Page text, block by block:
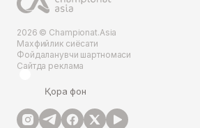
2026 © Championat.Asia
Махфийлик сиёсати
Фойдаланувчи шартномаси
Сайтда реклама
Қора фон